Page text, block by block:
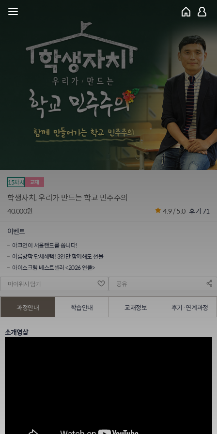
15차시 교재
학생자치, 우리가 만드는 학교 민주주의
40,000원 4.9 / 5.0 후기 71
이벤트
아크연이 서울랜드를 쏩니다!
여름방학 단체혜택! 3인만 함께해도 선물
아이스크림 베스트셀러 <2026 연플>
마이위시 담기 공유
과정안내 학습안내 교재정보 후기·연계과정
소개영상